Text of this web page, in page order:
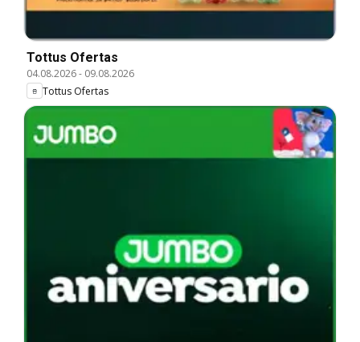
Tottus Ofertas
04.08.2026- 09.08.2026
Tottus Ofertas